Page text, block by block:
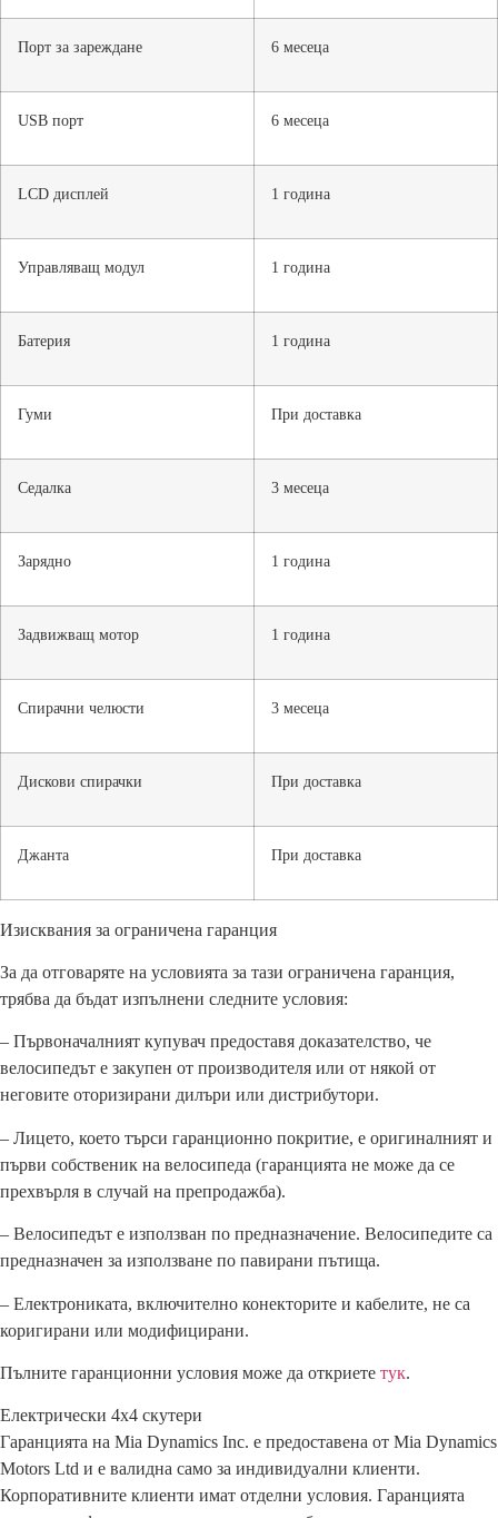
Порт за зареждане 6 месеца
USB порт 6 месеца
LCD дисплей 1 година
Управляващ модул 1 година
Батерия 1 година
Гуми При доставка
Седалка 3 месеца
Зарядно 1 година
Задвижващ мотор 1 година
Спирачни челюсти 3 месеца
Дискови спирачки При доставка
Джанта При доставка
Изисквания за ограничена гаранция
За да отговаряте на условията за тази ограничена гаранция,
трябва да бъдат изпълнени следните условия:
– Първоначалният купувач предоставя доказателство, че
велосипедът е закупен от производителя или от някой от
неговите оторизирани дилъри или дистрибутори.
– Лицето, което търси гаранционно покритие, е оригиналният и
първи собственик на велосипеда (гаранцията не може да се
прехвърля в случай на препродажба).
– Велосипедът е използван по предназначение. Велосипедите са
предназначен за използване по павирани пътища.
– Електрониката, включително конекторите и кабелите, не са
коригирани или модифицирани.
Пълните гаранционни условия може да откриете тук.
Електрически 4х4 скутери
Гаранцията на Mia Dynamics Inc. е предоставена от Mia Dynamics
Motors Ltd и е валидна само за индивидуални клиенти.
Корпоративните клиенти имат отделни условия. Гаранцията